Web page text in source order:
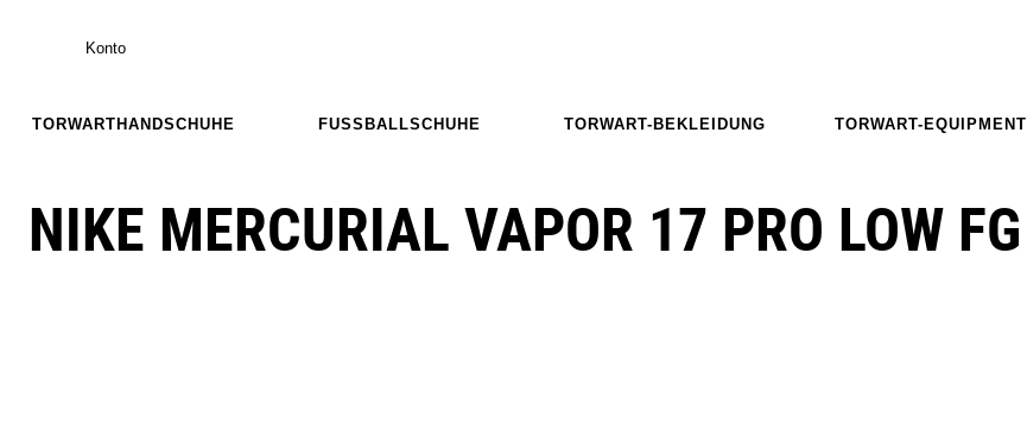
Konto
TORWARTHANDSCHUHE FUSSBALLSCHUHE TORWART-BEKLEIDUNG TORWART-EQUIPMENT
NIKE MERCURIAL VAPOR 17 PRO LOW FG